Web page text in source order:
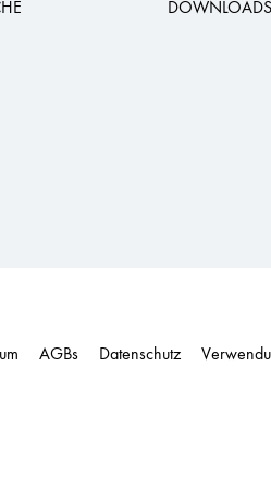
DOWNLOADS
AGBs Datenschutz